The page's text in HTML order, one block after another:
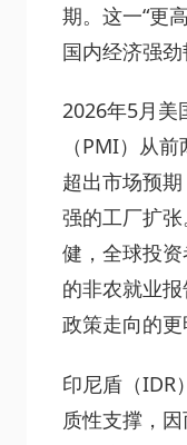
期。这一“更
国内经济强劲
2026年5月美
（PMI）从
超出市场预
强的工厂扩
健，全球投
的非农就业
政策走向的更
印尼盾（IDR
质性支撑，